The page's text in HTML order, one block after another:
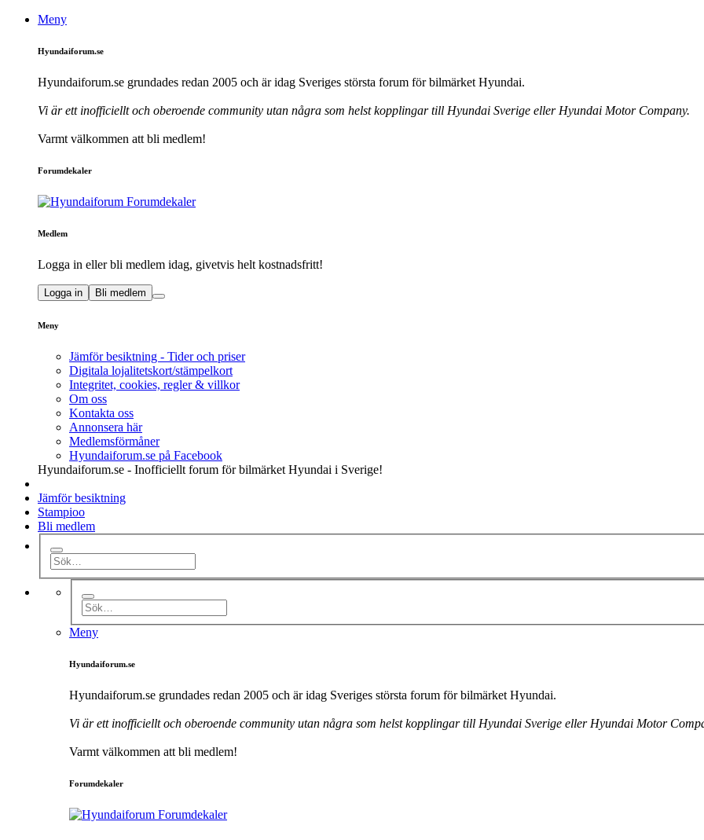
Meny
Hyundaiforum.se
Hyundaiforum.se grundades redan 2005 och är idag Sveriges största forum för bilmärket Hyundai.
Vi är ett inofficiellt och oberoende community utan några som helst kopplingar till Hyundai Sverige eller Hyundai Motor Company.
Varmt välkommen att bli medlem!
Forumdekaler
Medlem
Logga in eller bli medlem idag, givetvis helt kostnadsfritt!
Logga in Bli medlem
Meny
Jämför besiktning - Tider och priser
Digitala lojalitetskort/stämpelkort
Integritet, cookies, regler & villkor
Om oss
Kontakta oss
Annonsera här
Medlemsförmåner
Hyundaiforum.se på Facebook
Hyundaiforum.se - Inofficiellt forum för bilmärket Hyundai i Sverige!
Jämför besiktning
Stampioo
Bli medlem
Meny
Hyundaiforum.se
Hyundaiforum.se grundades redan 2005 och är idag Sveriges största forum för bilmärket Hyundai.
Vi är ett inofficiellt och oberoende community utan några som helst kopplingar till Hyundai Sverige eller Hyundai Motor
Varmt välkommen att bli medlem!
Forumdekaler